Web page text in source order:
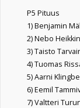
P5 Pituus
1) Benjamin
2) Nebo
3) Taisto
4) Tuomas
5) Aarni
6) Eemil
7) Valtteri